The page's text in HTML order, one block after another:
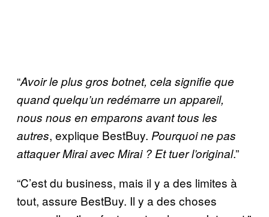
“Avoir le plus gros botnet, cela signifie que
quand quelqu’un redémarre un appareil,
nous nous en emparons avant tous les
autres, explique BestBuy. Pourquoi ne pas
attaquer Mirai avec Mirai ? Et tuer l’original.”
“C’est du business, mais il y a des limites à
tout, assure BestBuy. Il y a des choses